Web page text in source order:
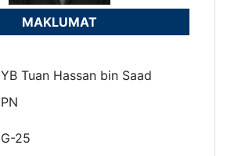
MAKLUMAT
YB Tuan Hassan bin Saad
PN
G-25